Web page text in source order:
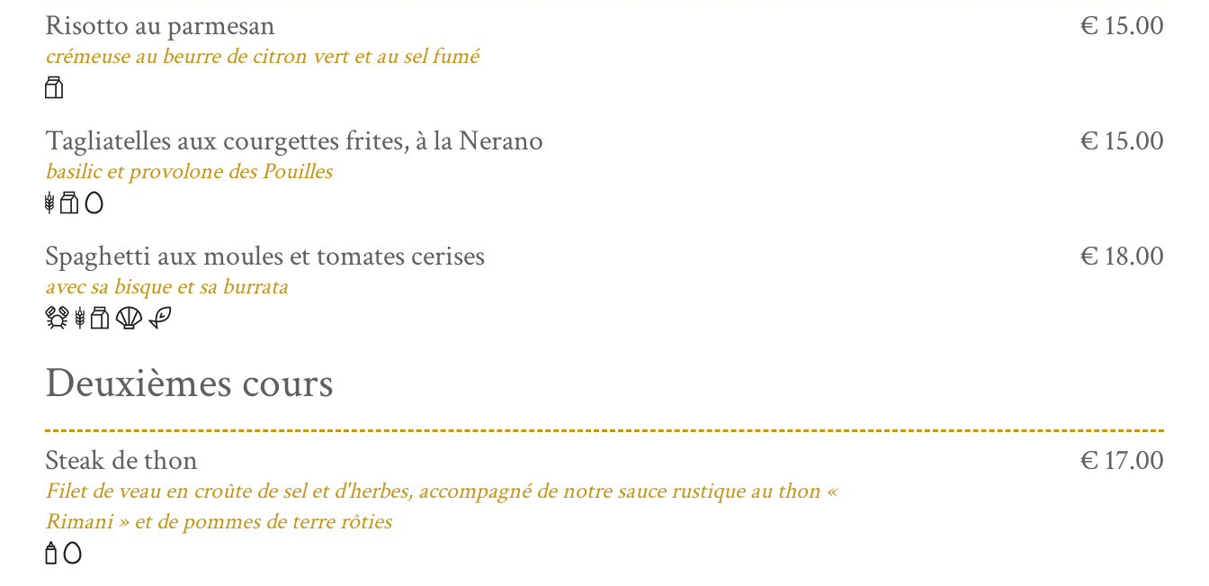
Risotto au parmesan
crémeuse au beurre de citron vert et au sel fumé
€ 15.00
Tagliatelles aux courgettes frites, à la Nerano
basilic et provolone des Pouilles
€ 15.00
Spaghetti aux moules et tomates cerises
avec sa bisque et sa burrata
€ 18.00
Deuxièmes cours
Steak de thon
Filet de veau en croûte de sel et d'herbes, accompagné de notre sauce rustique au thon «
Rimani » et de pommes de terre rôties
€ 17.00